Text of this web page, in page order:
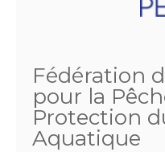
Fédération
pour la
Protection
Aquatique